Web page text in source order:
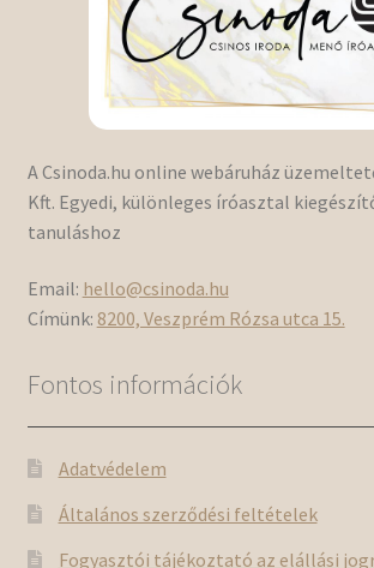
A Csinoda.hu online webáruház
Kft. Egyedi, különleges íróasztal
tanuláshoz
Email: hello@csinoda.hu
Címünk: 8200, Veszprém Rózsa utca 15.
Fontos információk
Adatvédelem
Általános szerződési feltételek
Fogyasztói tájékoztató az elállási